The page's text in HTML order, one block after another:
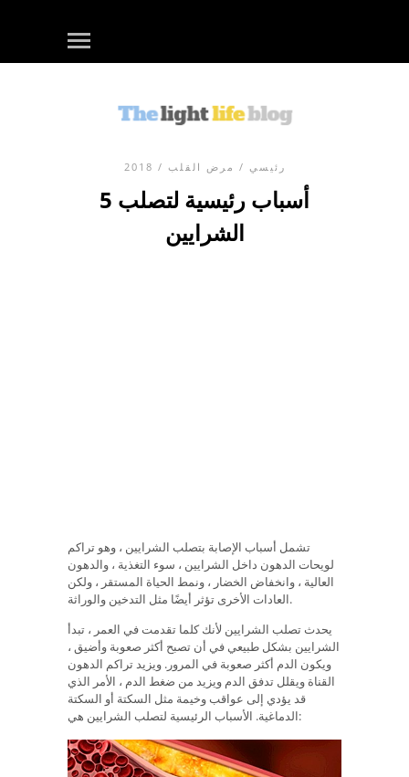
رئيسي / مرض القلب / 2018
5 أسباب رئيسية لتصلب
الشرايين
تشمل أسباب الإصابة بتصلب الشرايين ، وهو تراكم
لويحات الدهون داخل الشرايين ، سوء التغذية ، والدهون
العالية ، وانخفاض الخضار ، ونمط الحياة المستقر ، ولكن
العادات الأخرى تؤثر أيضًا مثل التدخين والوراثة.
يحدث تصلب الشرايين لأنك كلما تقدمت في العمر ، تبدأ
الشرايين بشكل طبيعي في أن تصبح أكثر صعوبة وأضيق ،
ويكون الدم أكثر صعوبة في المرور. ويزيد تراكم الدهون
القناة ويقلل تدفق الدم ويزيد من ضغط الدم ، الأمر الذي
قد يؤدي إلى عواقب وخيمة مثل السكتة أو السكتة
الدماغية. الأسباب الرئيسية لتصلب الشرايين هي: